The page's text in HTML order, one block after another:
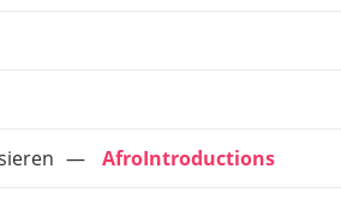
AfroIntroductions